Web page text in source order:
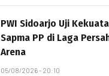
PWI Sidoarjo Uji
Sapma PP di Laga
Arena
05/08/2026 - 20:10